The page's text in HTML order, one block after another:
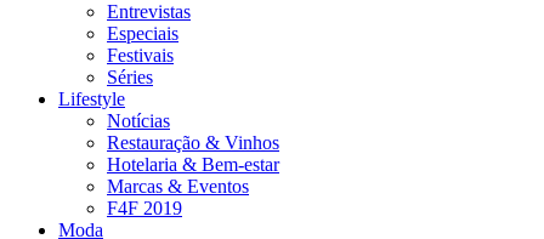
Entrevistas
Especiais
Festivais
Séries
Lifestyle
Notícias
Restauração & Vinhos
Hotelaria & Bem-estar
Marcas & Eventos
F4F 2019
Moda